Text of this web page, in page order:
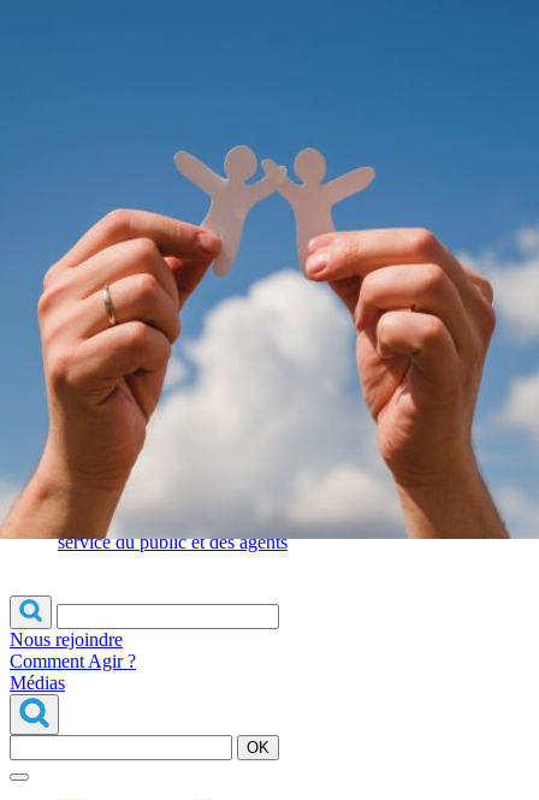
sommes-
nous ?
S'inscrire à
la
newsletter
Découvrir
l'UNSA
Rémunération
|
OTE et DDI
|
Travail & santé
|
Action sociale
|
Contractuels
|
Le dialogue social engagé pour une Intelligence Artificielle au
service du public et des agents
Nous rejoindre
Comment Agir ?
Médias
OK